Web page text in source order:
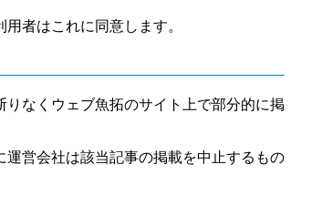
者はこれに同意します。
なくウェブ魚拓のサイト上で部分的に掲
営会社は該当記事の掲載を中止するもの